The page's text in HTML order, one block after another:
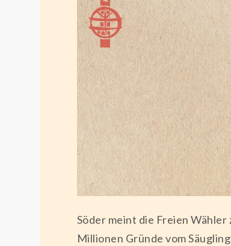
Söder meint die Freien
Millionen Gründe vom